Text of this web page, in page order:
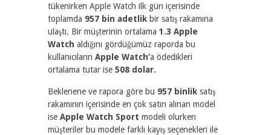
tükenirken Apple Watch ilk gün içerisinde
toplamda 957 bin adetlik bir satış rakamına
ulaştı. Bir müşterinin ortalama 1.3 Apple
Watch aldığını gördüğümüz raporda bu
kullanıcıların Apple Watch’a ödedikleri
ortalama tutar ise 508 dolar.
Beklenene ve rapora göre bu 957 binlik satış
rakamının içerisinde en çok satın alınan model
ise Apple Watch Sport modeli olurken
müşteriler bu modele farklı kayış seçenekleri ile